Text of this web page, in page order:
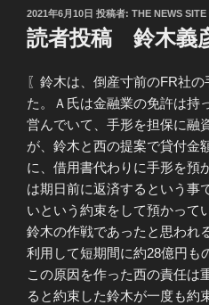
投
稿
日:
2021年6月10日 投稿者: THE NEWS SITE
読者投稿 鈴木義
〖鈴木は、倒産寸前のFR社
た。Ａ氏は金融業の免許は持
営んでいて、手形を担保に融
が、鈴木と西の提案で貸付金
に、借用書代わりに手形を預
は期日前に返済するという事
いという約束をして預かって
鈴木の作戦であったと思われ
利用して短期間に約28億円も
この原因を作った西の責任は
ると約束した鈴木が一度も約